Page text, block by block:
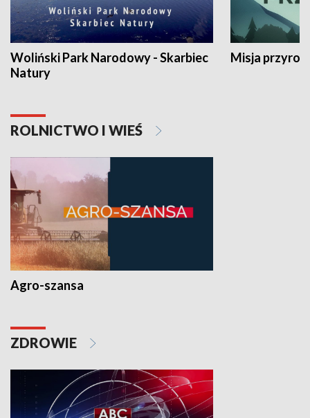
Woliński Park Narodowy - Skarbiec
Natury
Misja
ROLNICTWO I WIEŚ
Agro-szansa
ZDROWIE